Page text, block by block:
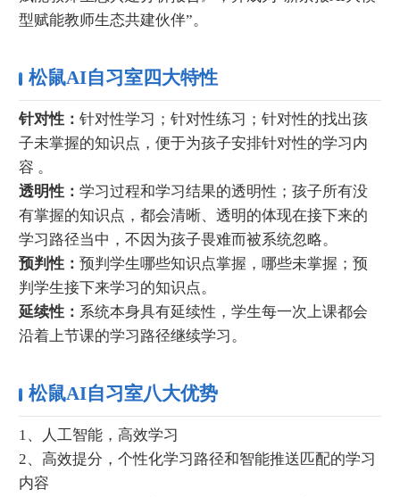
型赋能教师生态共建伙伴”。
松鼠AI自习室四大特性
针对性： 针对性学习；针对性练习；针对性的找出孩
子未掌握的知识点，便于为孩子安排针对性的学习内
容 。
透明性： 学习过程和学习结果的透明性；孩子所有没
有掌握的知识点，都会清晰、透明的体现在接下来的
学习路径当中，不因为孩子畏难而被系统忽略。
预判性： 预判学生哪些知识点掌握，哪些未掌握；预
判学生接下来学习的知识点。
延续性： 系统本身具有延续性，学生每一次上课都会
沿着上节课的学习路径继续学习。
松鼠AI自习室八大优势
1、人工智能，高效学习
2、高效提分，个性化学习路径和智能推送匹配的学习
内容